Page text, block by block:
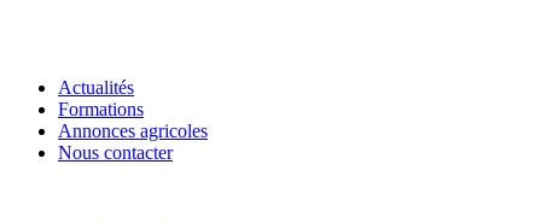
Actualités
Formations
Annonces agricoles
Nous contacter